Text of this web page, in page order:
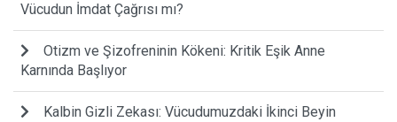
Vücudun İmdat Çağrısı mı?
Otizm ve Şizofreninin Kökeni: Kritik Eşik Anne
Karnında Başlıyor
Kalbin Gizli Zekası: Vücudumuzdaki İkinci Beyin